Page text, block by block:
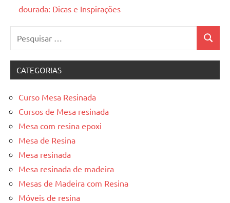
dourada: Dicas e Inspirações
CATEGORIAS
Curso Mesa Resinada
Cursos de Mesa resinada
Mesa com resina epoxi
Mesa de Resina
Mesa resinada
Mesa resinada de madeira
Mesas de Madeira com Resina
Móveis de resina